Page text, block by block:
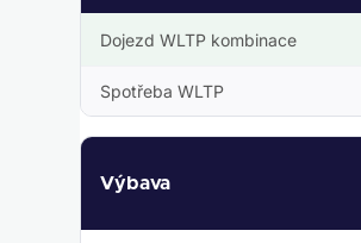
Dojezd WLTP kombinace
Spotřeba WLTP
Výbava